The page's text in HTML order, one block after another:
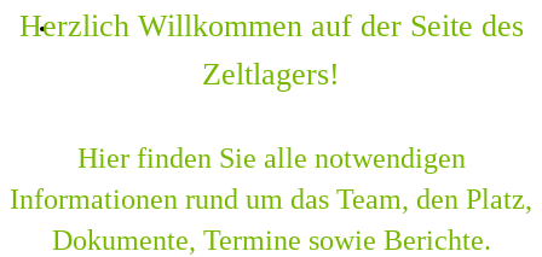
KONTAKT
Herzlich Willkommen auf der Seite des
Zeltlagers!
Hier finden Sie alle notwendigen
Informationen rund um das Team, den Platz,
Dokumente, Termine sowie Berichte.